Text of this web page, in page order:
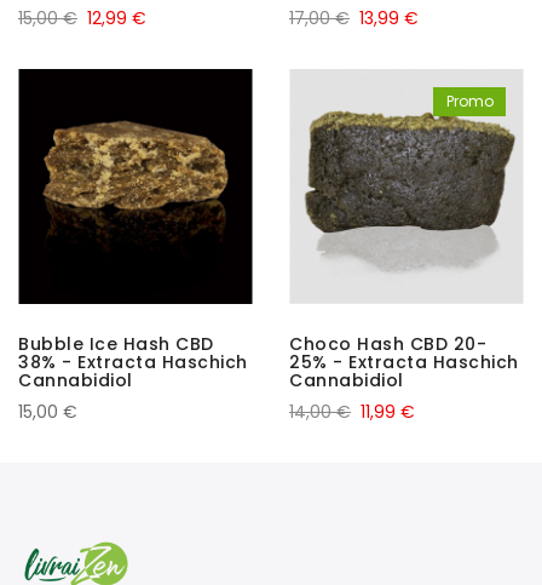
12,99 €
15,00 €
13,99 €
17,00 €
Bubble Ice Hash CBD
38% - Extracta Haschich
Cannabidiol
15,00 €
Promo
Choco Hash CBD 20-
25% - Extracta Haschich
Cannabidiol
11,99 €
14,00 €